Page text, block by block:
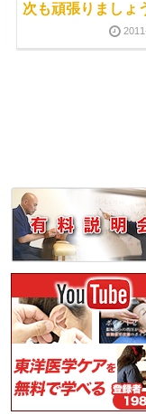
次も頑張りましょ